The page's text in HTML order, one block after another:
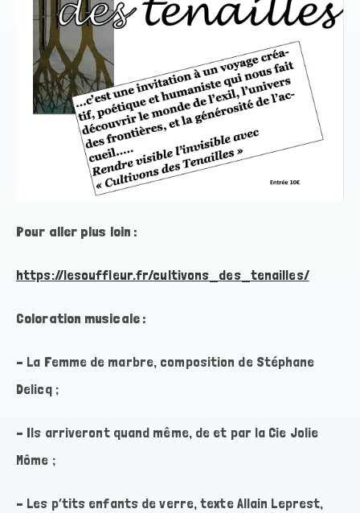
Pour aller plus loin :
https://lesouffleur.fr/cultivons_des_tenailles/
Coloration musicale :
– La Femme de marbre, composition de Stéphane
Delicq ;
– Ils arriveront quand même, de et par la Cie Jolie
Môme ;
– Les p’tits enfants de verre, texte Allain Leprest,